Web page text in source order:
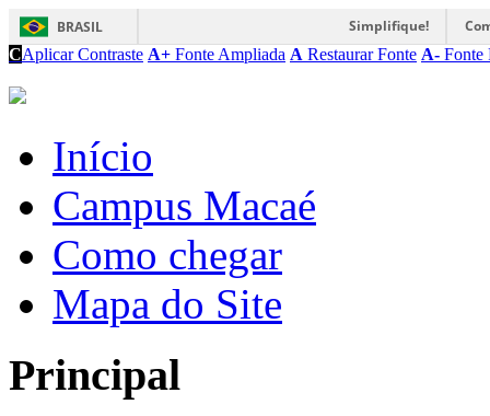
BRASIL Simplifique!
CAplicar Contraste A+ Fonte Ampliada A Restaurar Fonte A- Fonte
Início
Campus Macaé
Como chegar
Mapa do Site
Principal